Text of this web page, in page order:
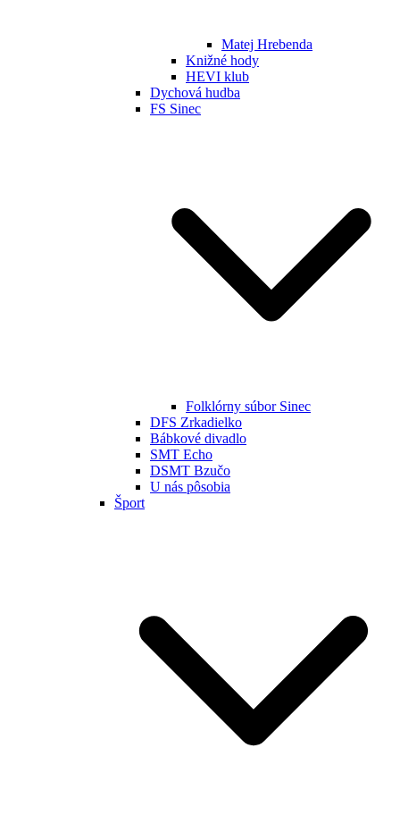
Matej Hrebenda
Knižné hody
HEVI klub
Dychová hudba
FS Sinec
Folklórny súbor Sinec
DFS Zrkadielko
Bábkové divadlo
SMT Echo
DSMT Bzučo
U nás pôsobia
Šport